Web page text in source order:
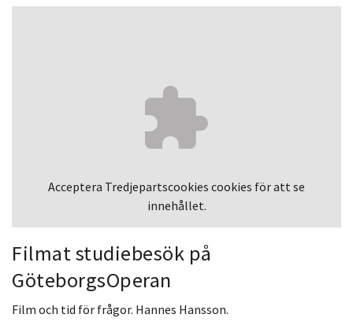
Acceptera Tredjepartscookies cookies för att se
innehållet.
Filmat studiebesök på
GöteborgsOperan
Film och tid för frågor. Hannes Hansson.